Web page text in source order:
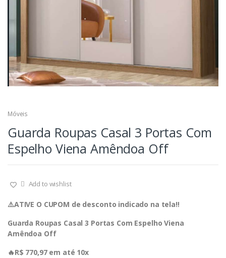
Móveis
Guarda Roupas Casal 3 Portas Com
Espelho Viena Amêndoa Off
Add to wishlist
⚠️ATIVE O CUPOM de desconto indicado na tela‼️
Guarda Roupas Casal 3 Portas Com Espelho Viena
Amêndoa Off
🔥R$ 770,97 em até 10x